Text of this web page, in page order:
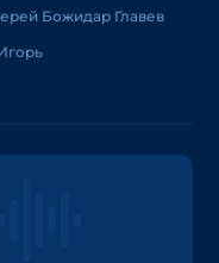
Божидар Главев